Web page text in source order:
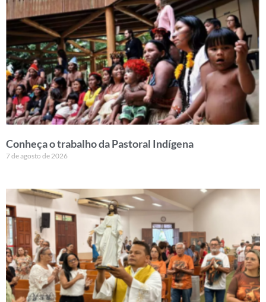
Conheça o trabalho da Pastoral Indígena
7 de agosto de 2026